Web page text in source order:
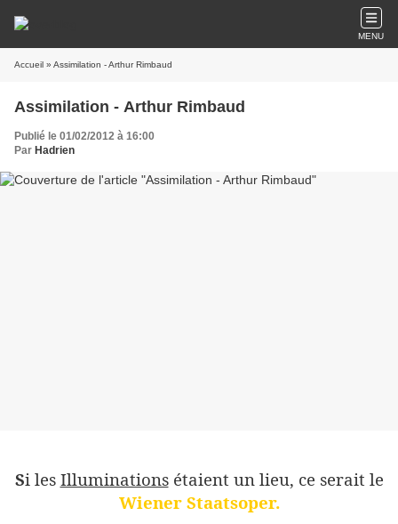
MENU
Accueil » Assimilation - Arthur Rimbaud
Assimilation - Arthur Rimbaud
Publié le 01/02/2012 à 16:00
Par Hadrien
Si les Illuminationsétaient un lieu, ce serait le
Wiener Staatsoper.